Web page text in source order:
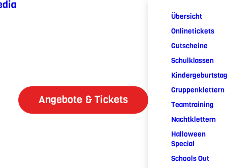
Angebote & Tickets
Übersicht
Onlinetickets
Gutscheine
Schulklassen
Kindergeburtstag
Gruppenklettern
Teamtraining
Nachtklettern
Halloween
Special
Schools Out